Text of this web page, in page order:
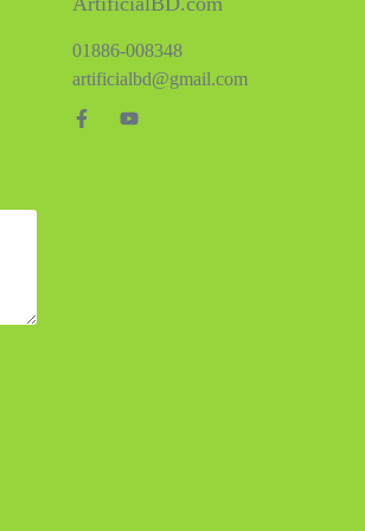
01886-008348
artificialbd@gmail.com